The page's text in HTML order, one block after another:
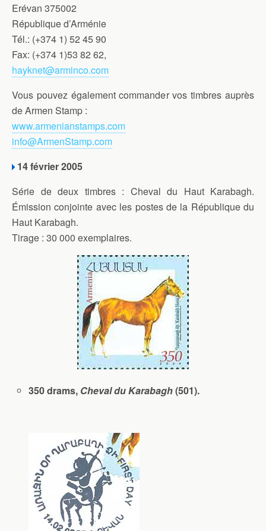
Erévan 375002
République d’Arménie
Tél.: (+374 1) 52 45 90
Fax: (+374 1)53 82 62,
hayknet@arminco.com
Vous pouvez également commander vos timbres auprès
de Armen Stamp :
www.armenianstamps.com
info@ArmenStamp.com
14 février 2005
Série de deux timbres : Cheval du Haut Karabagh.
Émission conjointe avec les postes de la République du
Haut Karabagh.
Tirage : 30 000 exemplaires.
350 drams, Cheval du Karabagh(501).